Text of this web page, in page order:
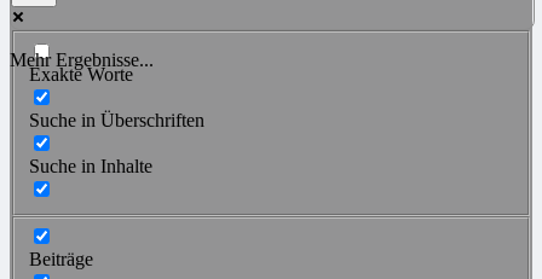
Mehr Ergebnisse...
Exakte Worte
Suche in Überschriften
Suche in Inhalte
Beiträge